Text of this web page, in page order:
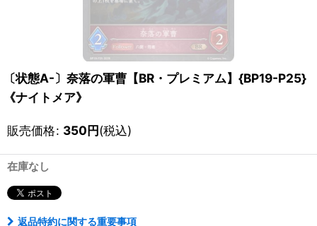
〔状態A-〕奈落の軍曹【BR・プレミアム】{BP19-P25}
《ナイトメア》
販売価格: 350円(税込)
在庫なし
返品特約に関する重要事項